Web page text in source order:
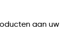
aan uw